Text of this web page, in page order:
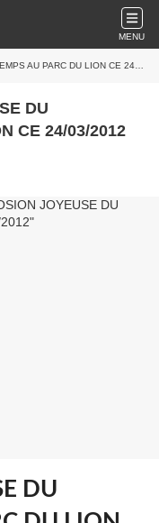
MENU
AU PARC DU LION CE 24/03/2012
DU
CE 24/03/2012
DU